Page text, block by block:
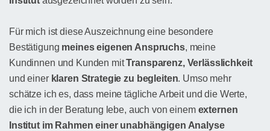
Für mich ist diese Auszeichnung eine besondere
Bestätigung meines eigenen Anspruchs, meine
Kundinnen und Kunden mitTransparenz, Verlässlichkeit
und einer klaren Strategie zu begleiten. Umso mehr
schätze ich es, dass meine tägliche Arbeit und die Werte,
die ich in der Beratung lebe, auch von einem externen
Institut im Rahmen einer unabhängigen Analyse